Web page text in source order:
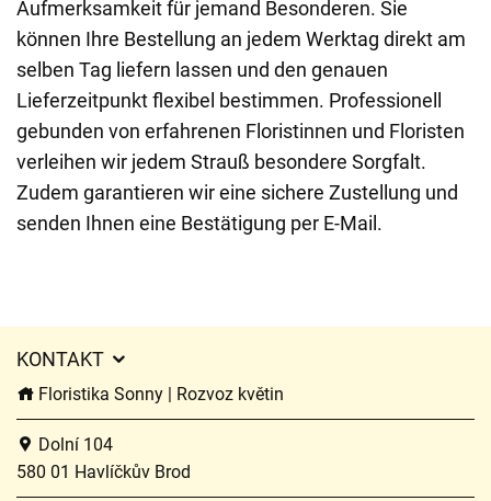
Aufmerksamkeit für jemand Besonderen. Sie
können Ihre Bestellung an jedem Werktag direkt am
selben Tag liefern lassen und den genauen
Lieferzeitpunkt flexibel bestimmen. Professionell
gebunden von erfahrenen Floristinnen und Floristen
verleihen wir jedem Strauß besondere Sorgfalt.
Zudem garantieren wir eine sichere Zustellung und
senden Ihnen eine Bestätigung per E-Mail.
KONTAKT
Floristika Sonny | Rozvoz květin
Dolní 104
580 01 Havlíčkův Brod